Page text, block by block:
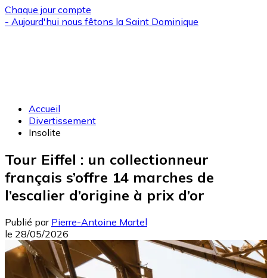
Chaque jour compte
- Aujourd'hui nous fêtons la Saint Dominique
Accueil
Divertissement
Insolite
Tour Eiffel : un collectionneur
français s’offre 14 marches de
l’escalier d’origine à prix d’or
Publié par Pierre-Antoine Martel
le 28/05/2026